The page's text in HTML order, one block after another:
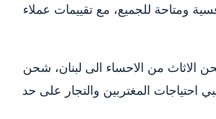
25%، مما يجعل خدماتها تنافسية ومتاحة للجميع، مع تقييمات عملاء
من الاحساء الى لبنان، شحن
احتياجات المغتربين والتجار على حد